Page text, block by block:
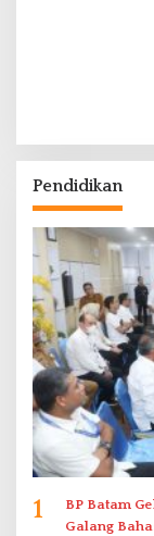
Pendidikan
1
BP Batam
Galang